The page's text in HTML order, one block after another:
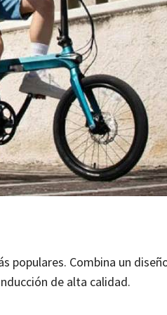
populares. Combina un
de alta calidad.